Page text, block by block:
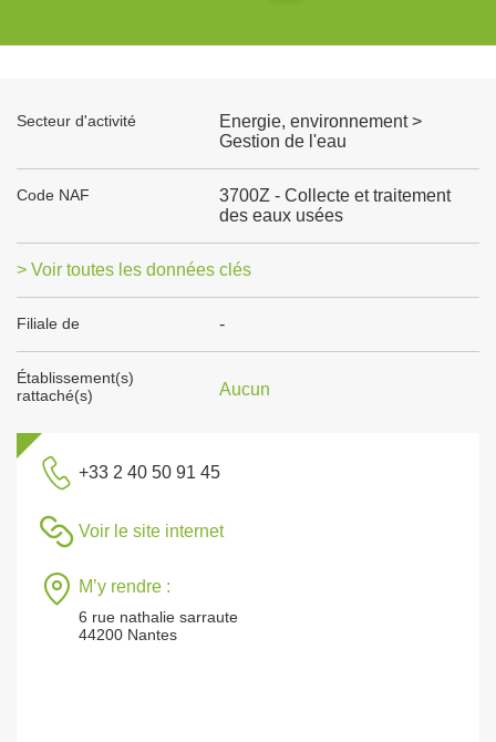
Secteur d'activité
Energie, environnement >
Gestion de l'eau
Code NAF
3700Z - Collecte et traitement
des eaux usées
> Voir toutes les données clés
Filiale de -
Établissement(s)
rattaché(s)
Aucun
+33 2 40 50 91 45
Voir le site internet
M’y rendre :
6 rue nathalie sarraute
44200 Nantes